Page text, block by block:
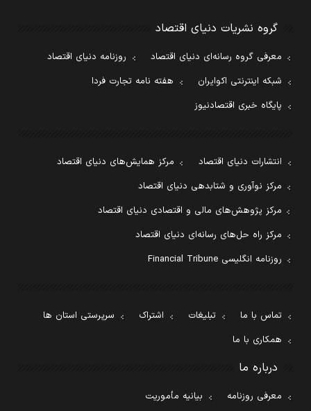
گروه نشریات دنیای اقتصاد
معرفی گروه رسانه‌ای دنیای اقتصاد
روزنامه دنیای اقتصاد
شبکه اینترنتی اکوایران
هفته نامه تجارت فردا
پایگاه خبری اقتصادنیوز
انتشارات دنیای اقتصاد
مرکز همایش‌های دنیای اقتصاد
مرکز نوآوری و شتابدهی دنیای اقتصاد
مرکز پژوهش‌های مالی و اقتصادی دنیای اقتصاد
مرکز راه حل‌های رسانه‌ای دنیای اقتصاد
روزنامه انگلیسی Financial Tribune
تماس با ما تبلیغات اشتراک
سرپرستی استان ها
همکاری با ما
درباره ما
معرفی روزنامه بیانیه مأموریت